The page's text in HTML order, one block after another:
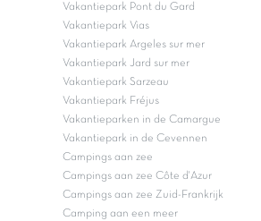
Vakantiepark Pont du Gard
Vakantiepark Vias
Vakantiepark Argeles sur mer
Vakantiepark Jard sur mer
Vakantiepark Sarzeau
Vakantiepark Fréjus
Vakantieparken in de Camargue
Vakantiepark in de Cevennen
Campings aan zee
Campings aan zee Côte d'Azur
Campings aan zee Zuid-Frankrijk
Camping aan een meer